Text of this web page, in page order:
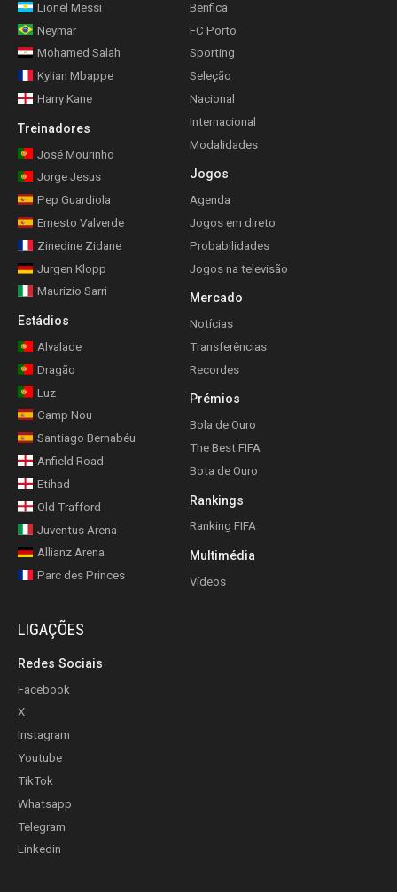
Lionel Messi
Neymar
Mohamed Salah
Kylian Mbappe
Harry Kane
Treinadores
José Mourinho
Jorge Jesus
Pep Guardiola
Ernesto Valverde
Zinedine Zidane
Jurgen Klopp
Maurizio Sarri
Estádios
Alvalade
Dragão
Luz
Camp Nou
Santiago Bernabéu
Anfield Road
Etihad
Old Trafford
Juventus Arena
Allianz Arena
Parc des Princes
Benfica
FC Porto
Sporting
Seleção
Nacional
Internacional
Modalidades
Jogos
Agenda
Jogos em direto
Probabilidades
Jogos na televisão
Mercado
Notícias
Transferências
Recordes
Prémios
Bola de Ouro
The Best FIFA
Bota de Ouro
Rankings
Ranking FIFA
Multimédia
Vídeos
LIGAÇÕES
Redes Sociais
Facebook
X
Instagram
Youtube
TikTok
Whatsapp
Telegram
Linkedin